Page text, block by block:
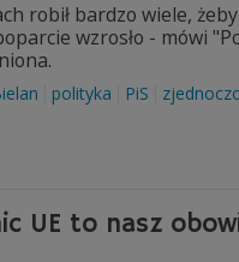
robił bardzo wiele,
wzrosło - mówi
polityka PiS
UE to nasz